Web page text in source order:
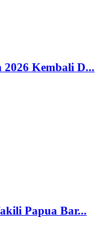
Kembali D...
Papua Bar...